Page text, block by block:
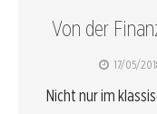
Von der
17/05/
Nicht nur im